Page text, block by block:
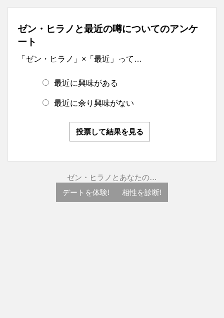
ゼン・ヒラノと最近の噂についてのアンケ
ート
「ゼン・ヒラノ」×「最近」って…
最近に興味がある
最近に余り興味がない
投票して結果を見る
ゼン・ヒラノとあなたの…
デートを体験!
相性を診断!